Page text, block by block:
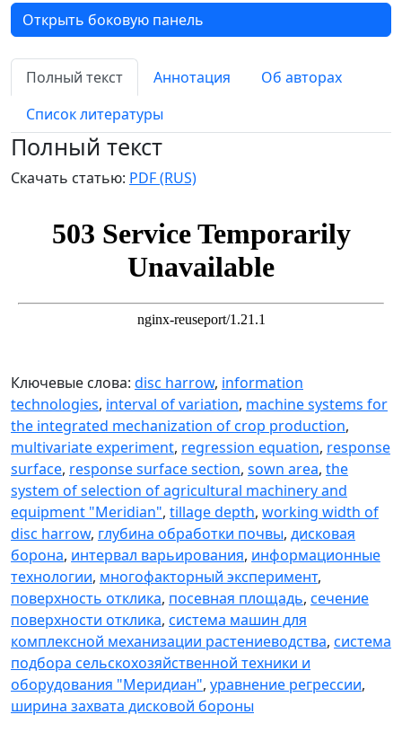
Полный текст Аннотация
Об авторах
Список литературы
Полный текст
Скачать статью: PDF (RUS)
Ключевые слова: disc harrow, information
technologies, interval of variation, machine systems for
the integrated mechanization of crop production,
multivariate experiment, regression equation, response
surface, response surface section, sown area, the
system of selection of agricultural machinery and
equipment "Meridian", tillage depth, working width of
disc harrow, глубина обработки почвы, дисковая
борона, интервал варьирования, информационные
технологии, многофакторный эксперимент,
поверхность отклика, посевная площадь, сечение
поверхности отклика, система машин для
комплексной механизации растениеводства, система
подбора сельскохозяйственной техники и
оборудования "Меридиан", уравнение регрессии,
ширина захвата дисковой бороны
Открыть боковую панель